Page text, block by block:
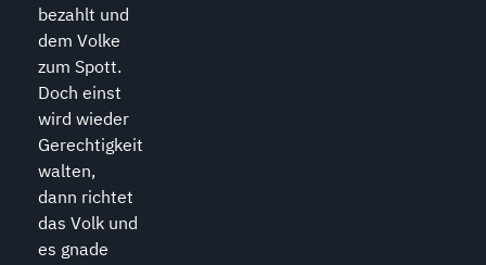
bezahlt und
dem Volke
zum Spott.
Doch einst
wird wieder
Gerechtigkeit
walten,
dann richtet
das Volk und
es gnade